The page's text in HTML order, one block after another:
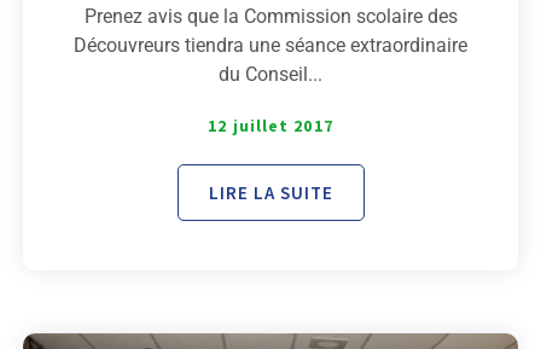
Prenez avis que la Commission scolaire des
Découvreurs tiendra une séance extraordinaire
du Conseil...
12 juillet 2017
LIRE LA SUITE